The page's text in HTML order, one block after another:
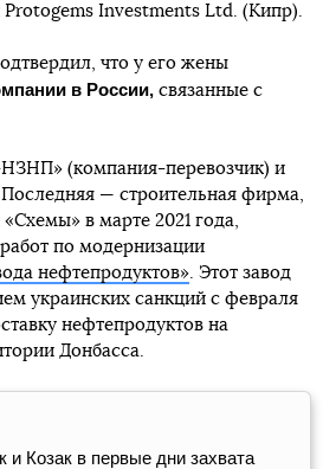
Protogems Investments Ltd. (Кипр).
что у его жены
в России, связанные с
(компания-перевозчик) и
— строительная фирма,
в марте 2021 года,
по модернизации
нефтепродуктов» . Этот завод
украинских санкций с февраля
нефтепродуктов на
Донбасса.
Козак в первые дни захвата